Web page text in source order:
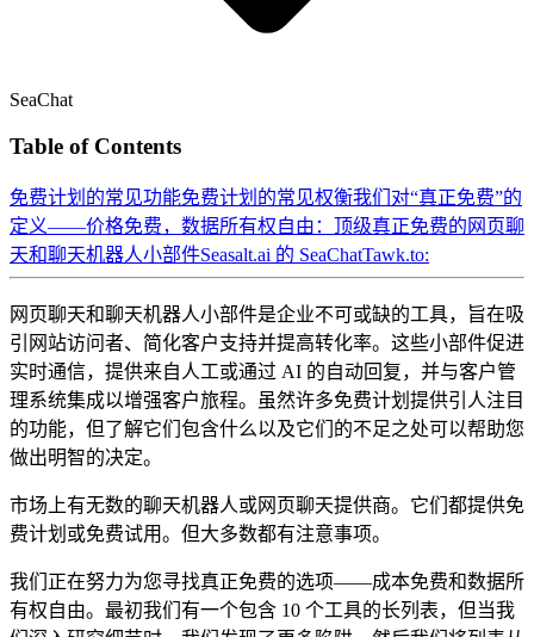
SeaChat
Table of Contents
免费计划的常见功能免费计划的常见权衡我们对“真正免费”的
定义——价格免费，数据所有权自由： 顶级真正免费的网页聊
天和聊天机器人小部件Seasalt.ai 的 SeaChatTawk.to:
网页聊天和聊天机器人小部件是企业不可或缺的工具，旨在吸
引网站访问者、简化客户支持并提高转化率。这些小部件促进
实时通信，提供来自人工或通过 AI 的自动回复，并与客户管
理系统集成以增强客户旅程。虽然许多免费计划提供引人注目
的功能，但了解它们包含什么以及它们的不足之处可以帮助您
做出明智的决定。
市场上有无数的聊天机器人或网页聊天提供商。它们都提供免
费计划或免费试用。但大多数都有注意事项。
我们正在努力为您寻找真正免费的选项——成本免费和数据所
有权自由。最初我们有一个包含 10 个工具的长列表，但当我